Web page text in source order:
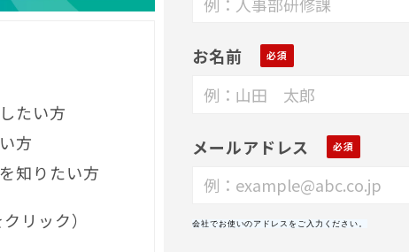
たい方
方
知りたい方
リック）
お名前
メールアドレス
会社でお使いのアドレスをご入力ください。